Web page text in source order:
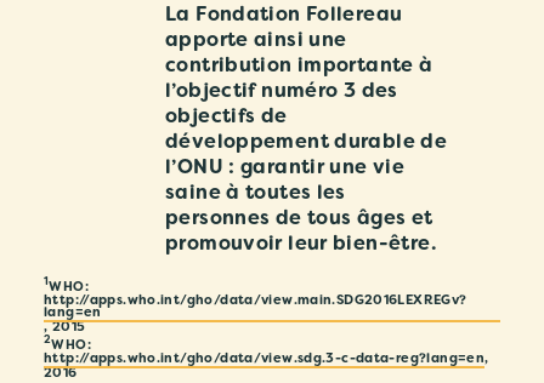
La Fondation Follereau
apporte ainsi une
contribution importante à
l’objectif numéro 3 des
objectifs de
développement durable de
l’ONU : garantir une vie
saine à toutes les
personnes de tous âges et
promouvoir leur bien-être.
1WHO:
http://apps.who.int/gho/data/view.main.SDG2016LEXREGv?
lang=en
, 2015
2WHO:
http://apps.who.int/gho/data/view.sdg.3-c-data-reg?lang=en,
2016